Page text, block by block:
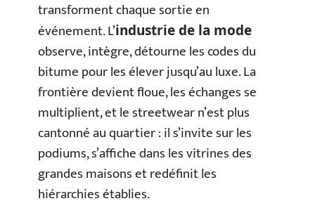
transforment chaque sortie en
événement. L’industrie de la mode
observe, intègre, détourne les codes du
bitume pour les élever jusqu’au luxe. La
frontière devient floue, les échanges se
multiplient, et le streetwear n’est plus
cantonné au quartier : il s’invite sur les
podiums, s’affiche dans les vitrines des
grandes maisons et redéfinit les
hiérarchies établies.